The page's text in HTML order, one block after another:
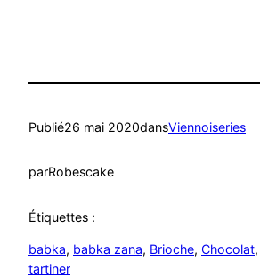
Publié26 mai 2020dansViennoiseries
parRobescake
Étiquettes :
babka, babka zana, Brioche, Chocolat,
tartiner